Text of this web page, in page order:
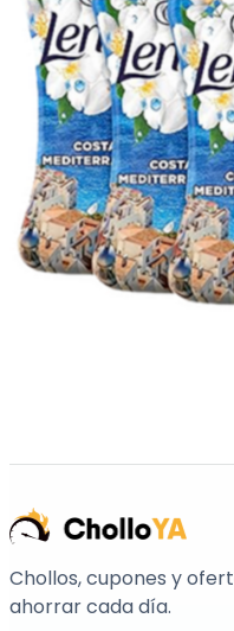
Chollos, cupones y
ahorrar cada día.